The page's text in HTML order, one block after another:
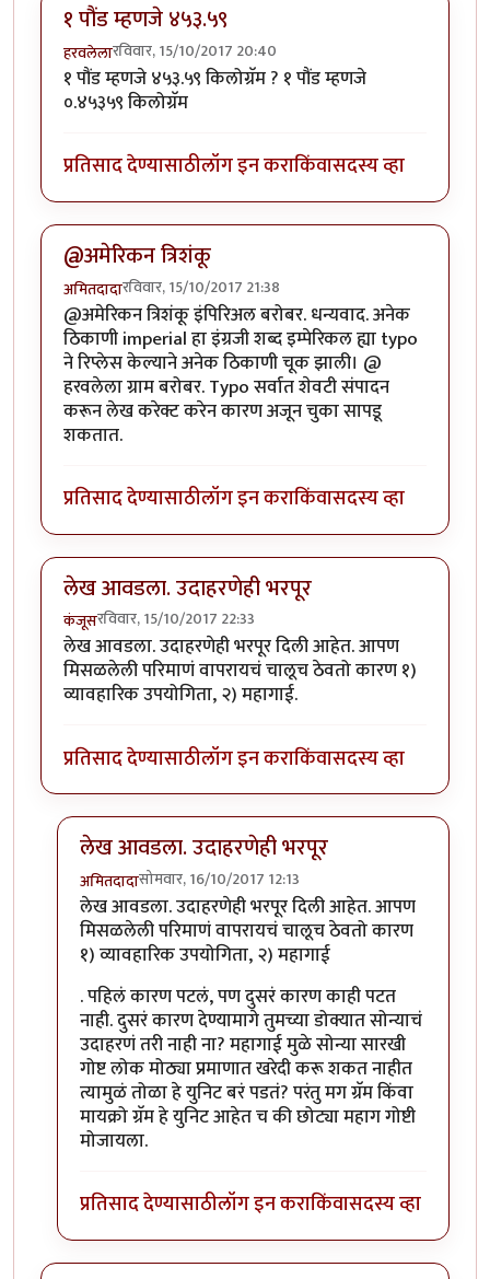
१ पौंड म्हणजे ४५३.५९
हरवलेलारविवार, 15/10/2017 20:40
१ पौंड म्हणजे ४५३.५९ किलोग्रॅम ? १ पौंड म्हणजे
०.४५३५९ किलोग्रॅम
प्रतिसाद देण्यासाठीलॉग इन कराकिंवासदस्य व्हा
@अमेरिकन त्रिशंकू
अमितदादारविवार, 15/10/2017 21:38
@अमेरिकन त्रिशंकू इंपिरिअल बरोबर. धन्यवाद. अनेक
ठिकाणी imperial हा इंग्रजी शब्द इम्पेरिकल ह्या typo
ने रिप्लेस केल्याने अनेक ठिकाणी चूक झाली। @
हरवलेला ग्राम बरोबर. Typo सर्वात शेवटी संपादन
करून लेख करेक्ट करेन कारण अजून चुका सापडू
शकतात.
प्रतिसाद देण्यासाठीलॉग इन कराकिंवासदस्य व्हा
लेख आवडला. उदाहरणेही भरपूर
कंजूसरविवार, 15/10/2017 22:33
लेख आवडला. उदाहरणेही भरपूर दिली आहेत. आपण
मिसळलेली परिमाणं वापरायचं चालूच ठेवतो कारण १)
व्यावहारिक उपयोगिता, २) महागाई.
प्रतिसाद देण्यासाठीलॉग इन कराकिंवासदस्य व्हा
लेख आवडला. उदाहरणेही भरपूर
अमितदादासोमवार, 16/10/2017 12:13
In reply toलेख आवडला. उदाहरणेही भरपूरbyकंजूस
लेख आवडला. उदाहरणेही भरपूर दिली आहेत. आपण
मिसळलेली परिमाणं वापरायचं चालूच ठेवतो कारण
१) व्यावहारिक उपयोगिता, २) महागाई
. पहिलं कारण पटलं, पण दुसरं कारण काही पटत
नाही. दुसरं कारण देण्यामागे तुमच्या डोक्यात सोन्याचं
उदाहरणं तरी नाही ना? महागाई मुळे सोन्या सारखी
गोष्ट लोक मोठ्या प्रमाणात खरेदी करू शकत नाहीत
त्यामुळं तोळा हे युनिट बरं पडतं? परंतु मग ग्रॅम किंवा
मायक्रो ग्रॅम हे युनिट आहेत च की छोट्या महाग गोष्टी
मोजायला.
प्रतिसाद देण्यासाठीलॉग इन कराकिंवासदस्य व्हा